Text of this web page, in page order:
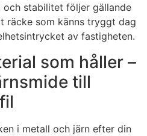
stabilitet följer gällande
räcke som känns tryggt dag
av fastigheten.
som håller –
till
i metall och järn efter din